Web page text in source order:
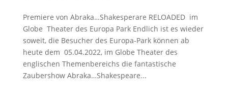
Premiere von Abraka…Shakesperare RELOADED im
Globe Theater des Europa Park Endlich ist es wieder
soweit, die Besucher des Europa-Park können ab
heute dem 05.04.2022, im Globe Theater des
englischen Themenbereichs die fantastische
Zaubershow Abraka…Shakespeare...